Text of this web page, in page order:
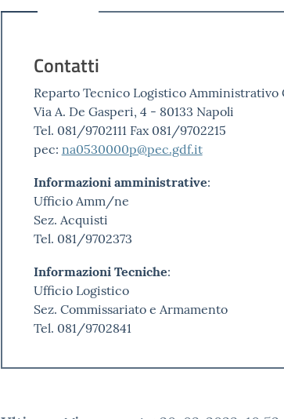
Contatti
Reparto Tecnico Logistico Amministrativo
Via A. De Gasperi, 4 - 80133 Napoli
Tel. 081/9702111 Fax 081/9702215
pec: na0530000p@pec.gdf.it
Informazioni amministrative:
Ufficio Amm/ne
Sez. Acquisti
Tel. 081/9702373
Informazioni Tecniche:
Ufficio Logistico
Sez. Commissariato e Armamento
Tel. 081/9702841